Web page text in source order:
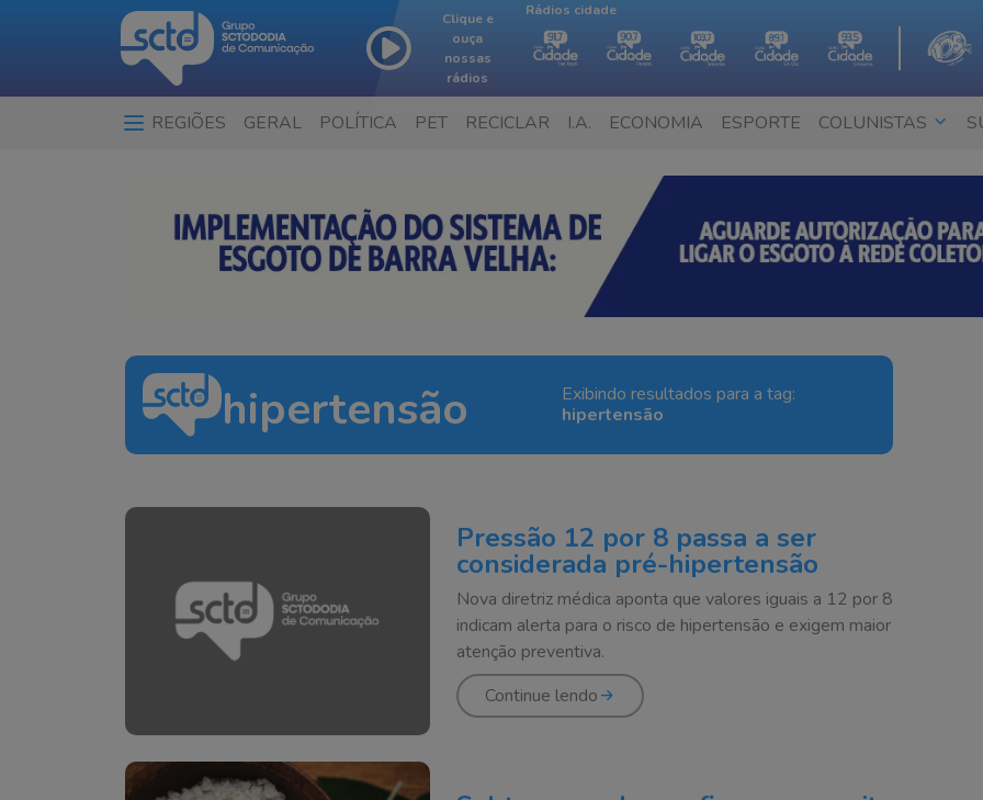
Clique e
ouça
nossas
rádios
Rádios cidade
REGIÕES GERAL POLÍTICA PET RECICLAR I.A. ECONOMIA ESPORTE COLUNISTAS
hipertensão
Exibindo resultados para a tag:
hipertensão
Pressão 12 por 8 passa a ser
considerada pré-hipertensão
Nova diretriz médica aponta que valores iguais a 12 por 8
indicam alerta para o risco de hipertensão e exigem maior
atenção preventiva.
Continue lendo